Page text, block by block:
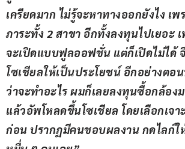
เครียดมาก ไม่รู้จะหาทางออกยังไง เ
ภาระทั้ง 2 สาขา อีกทั้งลงทุนไปเยอะ
จะเปิดแบบฟูลออฟชั่น แต่ก็เปิดไม่ได้
โซเชียลให้เป็นประโยชน์ อีกอย่างตอ
ว่าจะทำอะไร ผมก็เลยลงทุนซื้อกล้อง
แล้วอัพโหลดขึ้นโซเชียล โดยเลือกเจา
ก่อน ปรากฏมีคนชอบผลงาน กดไลก์ใ